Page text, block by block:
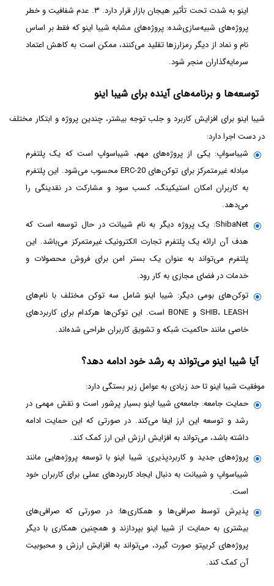
اینو به شدت تحت تأثیر هیجان بازار قرار دارد. ۳. عدم شفافیت و خطر
پروژه‌های شبیه‌سازی‌شده: پروژه‌های مشابه شیبا اینو که فقط بر اساس
نام و نماد از دیگر رمزارزها تقلید می‌کنند، ممکن است به کاهش اعتماد
سرمایه‌گذاران منجر شود.
توسعه‌ها و برنامه‌های آینده برای شیبا اینو
شیبا اینو برای افزایش کاربرد و جلب توجه بیشتر، چندین پروژه و ابتکار مختلف
در دست اجرا دارد:
شیباسواپ: یکی از پروژه‌های مهم، شیباسواپ است که یک پلتفرم
مبادله غیرمتمرکز برای توکن‌های ERC-20 محسوب می‌شود. این پلتفرم
به کاربران امکان استیکینگ، کسب سود و مشارکت در نقدینگی را
می‌دهد.
ShibaNet: یک پروژه دیگر به نام شیبانت در حال توسعه است که
هدف آن ارائه یک پلتفرم تجارت الکترونیک غیرمتمرکز می‌باشد. این
پلتفرم می‌تواند به عنوان یک بستر امن برای فروش محصولات و
خدمات در فضای مجازی به کار رود.
توکن‌های بومی دیگر: شیبا اینو شامل سه توکن مختلف با نام‌های
SHIB، LEASH و BONE است. این توکن‌ها هرکدام برای کاربردهای
خاصی مانند حاکمیت شبکه و تشویق کاربران طراحی شده‌اند.
آیا شیبا اینو می‌تواند به رشد خود ادامه دهد؟
موفقیت شیبا اینو تا حد زیادی به عوامل زیر بستگی دارد:
حمایت جامعه: جامعه‌ی شیبا اینو بسیار پرشور است و نقش مهمی در
رشد و توسعه این ارز ایفا می‌کند. در صورتی که این حمایت ادامه
داشته باشد، می‌تواند به افزایش ارزش این ارز کمک کند.
پروژه‌های جدید و کاربردپذیری: شیبا اینو با توسعه پروژه‌هایی مانند
شیباسواپ و شیبانت به دنبال ایجاد کاربردهای عملی برای کاربران خود
است.
پذیرش توسط صرافی‌ها و همکاری‌ها: در صورتی که صرافی‌های
بیشتری به حمایت از شیبا اینو بپردازند و همچنین همکاری با دیگر
پروژه‌های کریپتو صورت گیرد، می‌تواند به افزایش ارزش و محبوبیت
آن کمک کند.